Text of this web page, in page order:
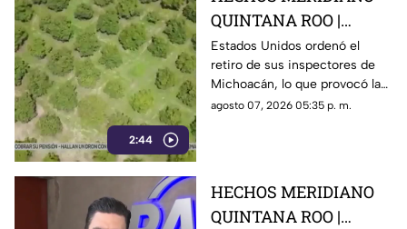
2:44
QUINTANA ROO |
E.E.U.U retira a sus
inspectores en
Michoacán y provocá
la suspensión de
Estados Unidos ordenó el
retiro de sus inspectores de
Michoacán, lo que provocó la
suspensión de las
agosto 07, 2026 05:35 p. m.
HECHOS MERIDIANO
QUINTANA ROO |